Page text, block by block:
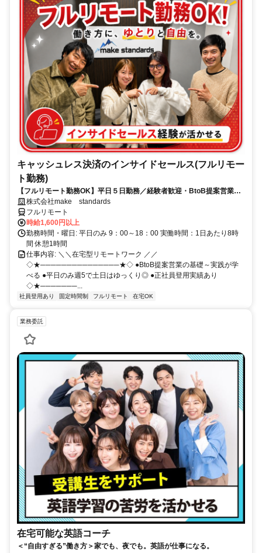
キャッシュレス決済のインサイドセールス(フルリモー
ト勤務)
【フルリモート勤務OK】平日５日勤務／経験者歓迎・BtoB提案営業で
スキルアップ
株式会社make standards
フルリモート
時給1,600円以上
勤務時間・曜日: 平日のみ 9：00～18：00 実働時間：1日あたり8時
間 休憩1時間
仕事内容: ＼＼在宅型リモートワーク ／／
◇★───────────────★◇ ●BtoB提案営業の基礎～実践が学
べる ●平日のみ週5で土日はゆっくり◎ ●正社員登用実績あり
◇★───────...
社員登用あり 固定時間制 フルリモート 在宅OK
業務委託
在宅可能な英語コーチ
＜“自由すぎる”働き方＞家でも、夜でも。英語が仕事になる。